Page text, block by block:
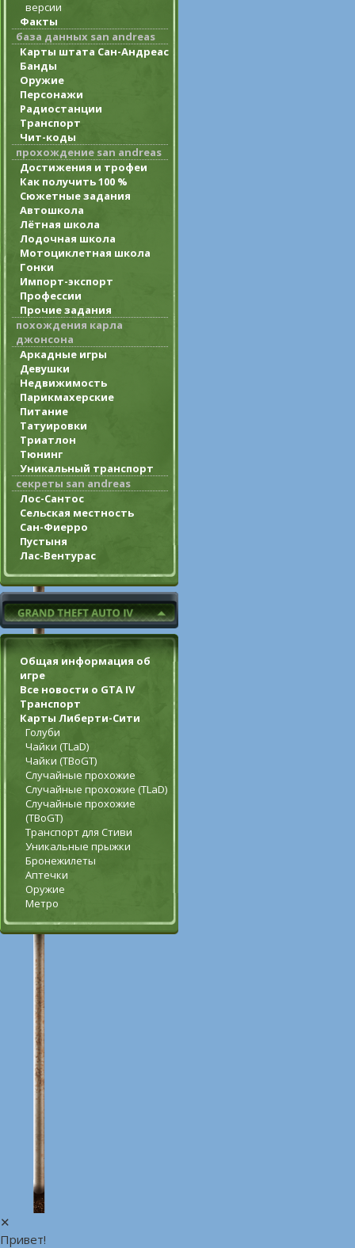
версии
Факты
база данных san andreas
Карты штата Сан-Андреас
Банды
Оружие
Персонажи
Радиостанции
Транспорт
Чит-коды
прохождение san andreas
Достижения и трофеи
Как получить 100 %
Сюжетные задания
Автошкола
Лётная школа
Лодочная школа
Мотоциклетная школа
Гонки
Импорт-экспорт
Профессии
Прочие задания
похождения карла
джонсона
Аркадные игры
Девушки
Недвижимость
Парикмахерские
Питание
Татуировки
Триатлон
Тюнинг
Уникальный транспорт
секреты san andreas
Лос-Сантос
Сельская местность
Сан-Фиерро
Пустыня
Лас-Вентурас
Общая информация об
игре
Все новости о GTA IV
Транспорт
Карты Либерти-Сити
Голуби
Чайки (TLaD)
Чайки (TBoGT)
Случайные прохожие
Случайные прохожие (TLaD)
Случайные прохожие
(TBoGT)
Транспорт для Стиви
Уникальные прыжки
Бронежилеты
Аптечки
Оружие
Метро
✕
Привет!